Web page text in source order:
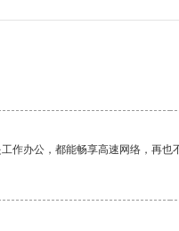
作办公，都能畅享高速网络，再